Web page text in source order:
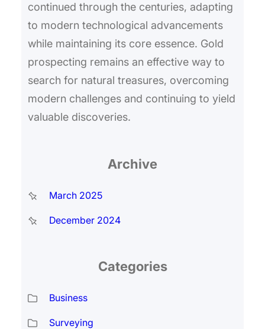
continued through the centuries, adapting
to modern technological advancements
while maintaining its core essence. Gold
prospecting remains an effective way to
search for natural treasures, overcoming
modern challenges and continuing to yield
valuable discoveries.
Archive
March 2025
December 2024
Categories
Business
Surveying